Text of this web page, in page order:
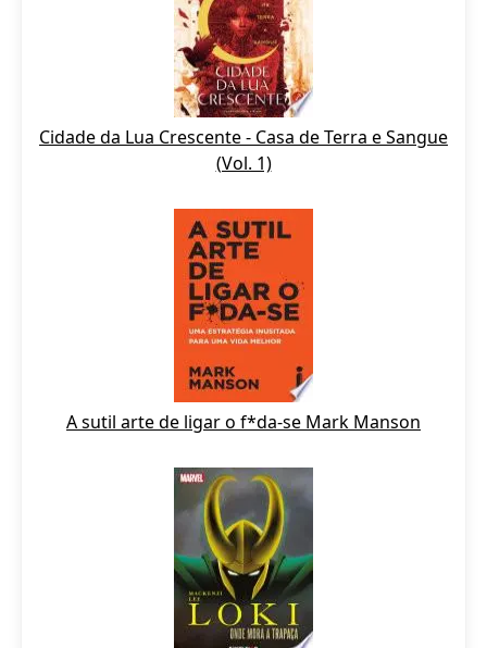
Cidade da Lua Crescente - Casa de Terra e Sangue
(Vol. 1)
A sutil arte de ligar o f*da-se Mark Manson